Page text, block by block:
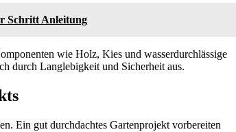
Schritt Anleitung
wie Holz, Kies und wasserdurchlässige
durch Langlebigkeit und Sicherheit aus.
Ein gut durchdachtes Gartenprojekt vorbereiten